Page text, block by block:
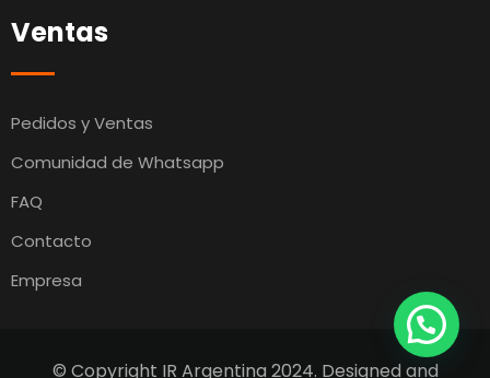
Ventas
Pedidos y Ventas
Comunidad de Whatsapp
FAQ
Contacto
Empresa
© Copyright IR Argentina 2024. Designed and